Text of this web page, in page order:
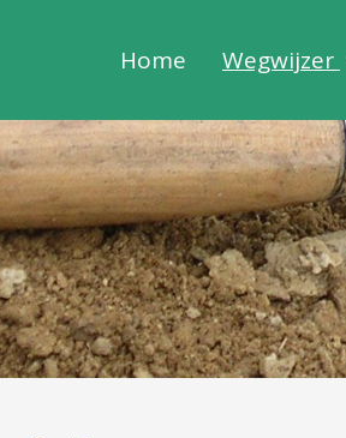
Home Wegwijzer